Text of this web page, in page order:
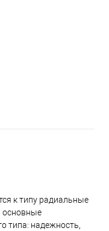
к типу радиальные
основные
типа: надежность,